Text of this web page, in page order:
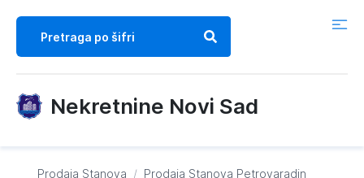
Nekretnine Novi Sad
Prodaja Stanova / Prodaja Stanova Petrovaradin